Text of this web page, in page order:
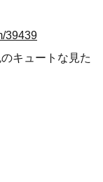
39439
キュートな見た